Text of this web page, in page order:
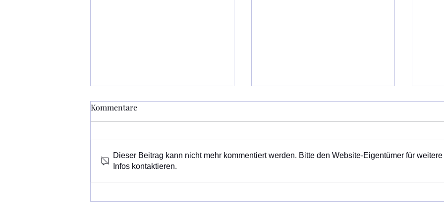
Gemeinsam Singen mit Karin
Nikolausmarkt am
Kommentare
Dieser Beitrag kann nicht mehr kommentiert werden. Bitte den Website-Eigentümer für weitere
Infos kontaktieren.